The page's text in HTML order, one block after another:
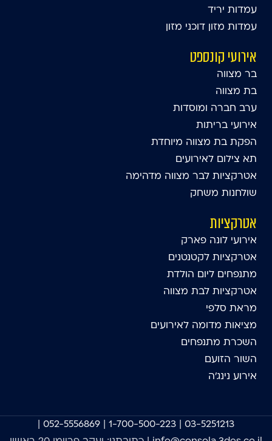
עמדות יריד
עמדות מזון דוכני מזון
אירועי קונספט
בר מצווה
בת מצווה
ערב חברה ומוסדות
אירועי בריתות
הפקת בת מצווה מיוחדת
תא צילום לאירועים
אטרקציות לבר מצווה מדהימה
שולחנות משחק
אטרקציות
אירועי לונה פארק
אטרקציות לקטנטנים
מתנפחים ליום הולדת
אטרקציות לבת מצווה
מראת סלפי
מציאות מדומה לאירועים
השכרת מתנפחים
השור הזועם
אירוע נינג'ה
03-5251213
1-700-500-223
052-5556869